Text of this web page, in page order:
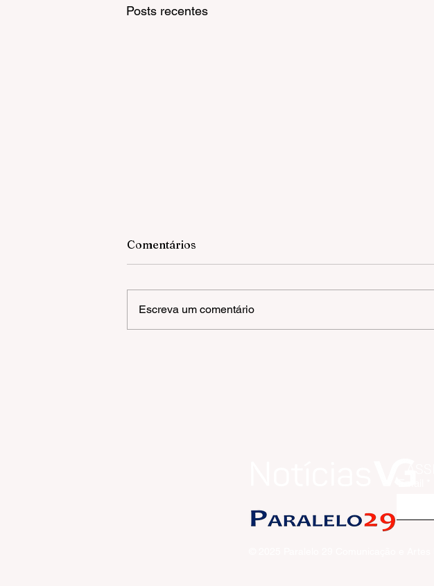
Posts recentes
Comentários
Escreva um comentário